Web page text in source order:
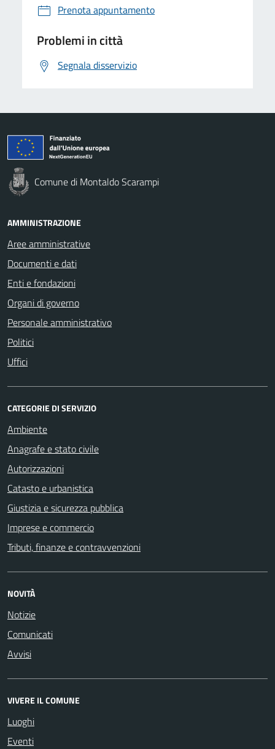
Prenota appuntamento
Problemi in città
Segnala disservizio
Comune di Montaldo Scarampi
AMMINISTRAZIONE
Aree amministrative
Documenti e dati
Enti e fondazioni
Organi di governo
Personale amministrativo
Politici
Uffici
CATEGORIE DI SERVIZIO
Ambiente
Anagrafe e stato civile
Autorizzazioni
Catasto e urbanistica
Giustizia e sicurezza pubblica
Imprese e commercio
Tributi, finanze e contravvenzioni
NOVITÀ
Notizie
Comunicati
Avvisi
VIVERE IL COMUNE
Luoghi
Eventi